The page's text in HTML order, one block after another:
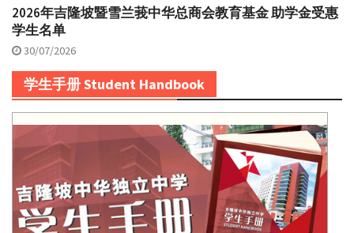
2026年吉隆坡暨雪兰莪中华总商会教育基金 助学金受惠
学生名单
30/07/2026
学生手册 Student Handbook